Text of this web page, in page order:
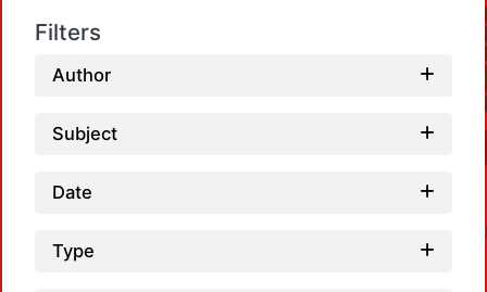
Filters
Author
Subject
Date
Type